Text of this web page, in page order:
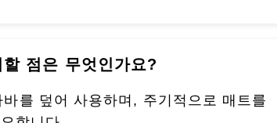
점은 무엇인가요?
를 덮어 사용하며, 주기적으로 매트를